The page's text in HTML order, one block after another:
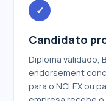
✓
Candidato
Diploma validado,
endorsement
para o NCLEX ou